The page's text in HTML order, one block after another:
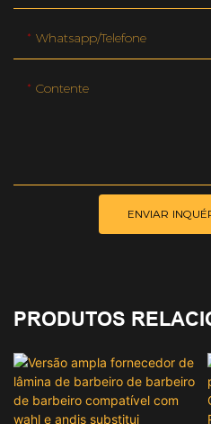
Whatsapp/telefone
Contente
ENVIAR
PRODUTOS